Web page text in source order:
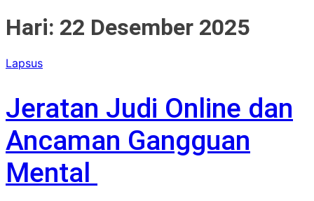
Hari: 22 Desember 2025
Lapsus
Jeratan Judi Online dan
Ancaman Gangguan
Mental